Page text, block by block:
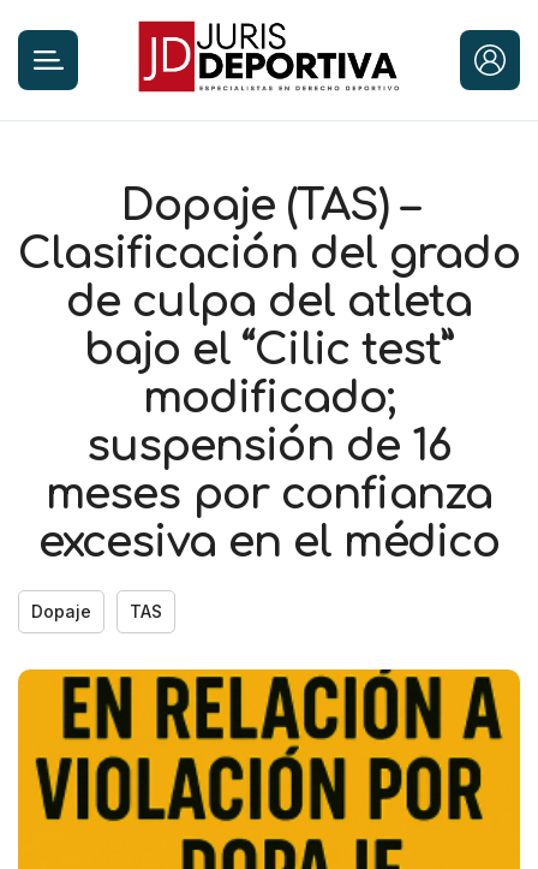
Dopaje (TAS) –
Clasificación del grado
de culpa del atleta
bajo el “Cilic test”
modificado;
suspensión de 16
meses por confianza
excesiva en el médico
Dopaje TAS